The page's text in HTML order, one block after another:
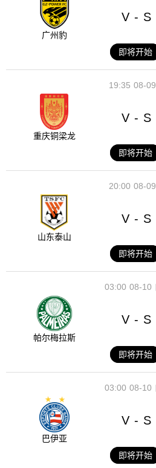
广州豹
V - S
即将开始
08-09
19:35
重庆铜梁龙
V - S
即将开始
08-09
20:00
山东泰山
V - S
即将开始
08-10
03:00
帕尔梅拉斯
V - S
即将开始
08-10
03:00
巴伊亚
V - S
即将开始